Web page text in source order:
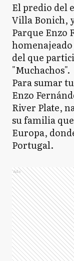
El predio del
Villa Bonich,
Parque Enzo
del que
"Muchachos".
Para sumar
Enzo
River Plate,
su familia
Europa,
Portugal.
Ads